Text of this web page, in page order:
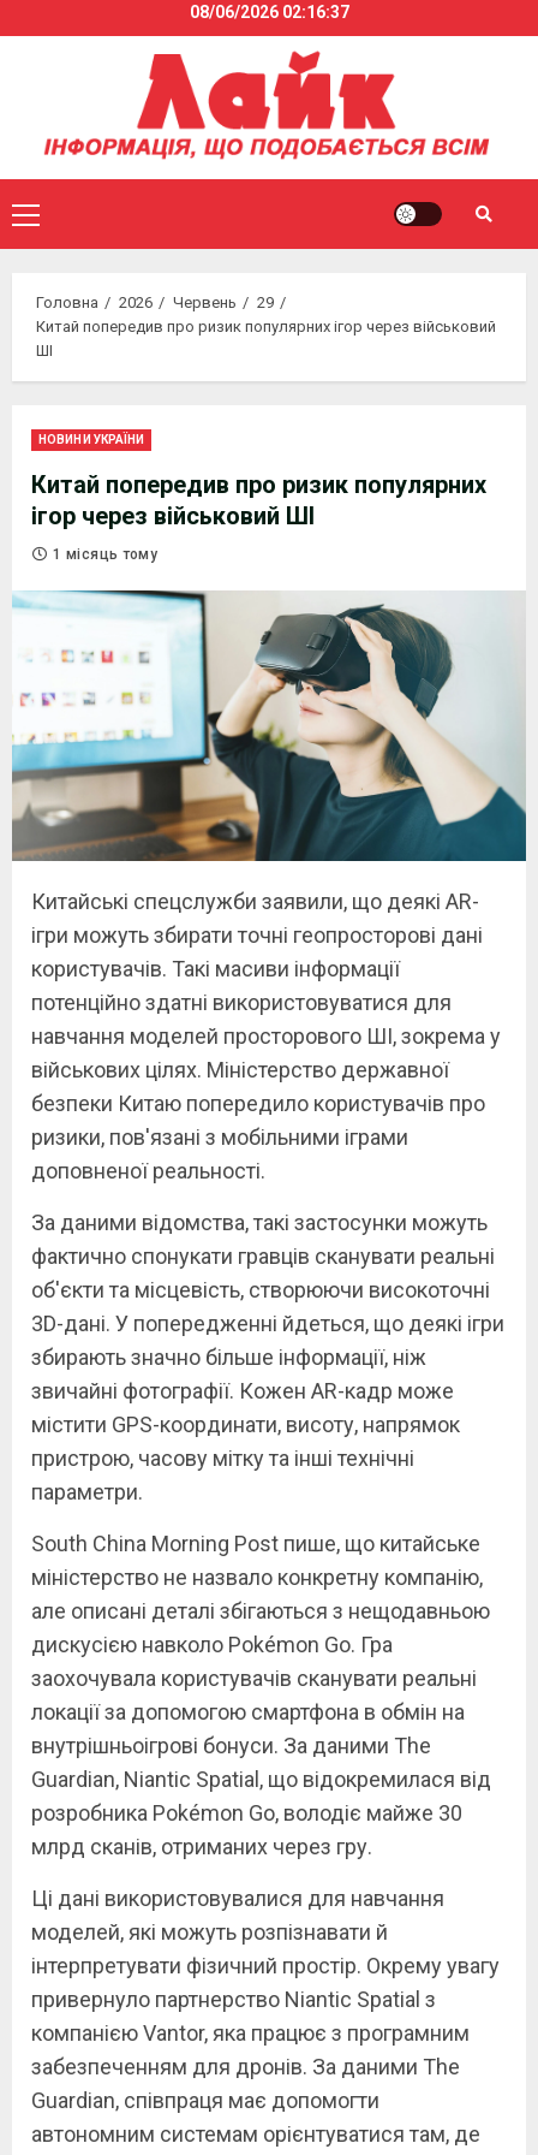
to
08/06/2026 02:16:37
Primary
Menu
Головна 2026 Червень
29
Китай попередив про ризик популярних ігор через військовий
ШІ
НОВИНИ УКРАЇНИ
Китай попередив про ризик популярних
ігор через військовий ШІ
1 місяць тому
Китайські спецслужби заявили, що деякі AR-
ігри можуть збирати точні геопросторові дані
користувачів. Такі масиви інформації
потенційно здатні використовуватися для
навчання моделей просторового ШІ, зокрема у
військових цілях. Міністерство державної
безпеки Китаю попередило користувачів про
ризики, пов'язані з мобільними іграми
доповненої реальності.
За даними відомства, такі застосунки можуть
фактично спонукати гравців сканувати реальні
об'єкти та місцевість, створюючи високоточні
3D-дані. У попередженні йдеться, що деякі ігри
збирають значно більше інформації, ніж
звичайні фотографії. Кожен AR-кадр може
містити GPS-координати, висоту, напрямок
пристрою, часову мітку та інші технічні
параметри.
South China Morning Post пише, що китайське
міністерство не назвало конкретну компанію,
але описані деталі збігаються з нещодавньою
дискусією навколо Pokémon Go. Гра
заохочувала користувачів сканувати реальні
локації за допомогою смартфона в обмін на
внутрішньоігрові бонуси. За даними The
Guardian, Niantic Spatial, що відокремилася від
розробника Pokémon Go, володіє майже 30
млрд сканів, отриманих через гру.
Ці дані використовувалися для навчання
моделей, які можуть розпізнавати й
інтерпретувати фізичний простір. Окрему увагу
привернуло партнерство Niantic Spatial з
компанією Vantor, яка працює з програмним
забезпеченням для дронів. За даними The
Guardian, співпраця має допомогти
автономним системам орієнтуватися там, де